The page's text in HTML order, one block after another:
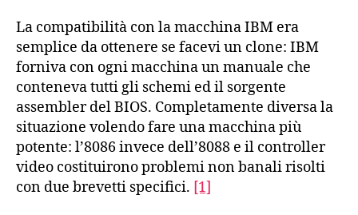
La compatibilità con la macchina IBM era
semplice da ottenere se facevi un clone: IBM
forniva con ogni macchina un manuale che
conteneva tutti gli schemi ed il sorgente
assembler del BIOS. Completamente diversa la
situazione volendo fare una macchina più
potente: l’8086 invece dell’8088 e il controller
video costituirono problemi non banali risolti
con due brevetti specifici. [1]